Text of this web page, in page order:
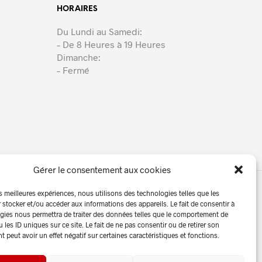
Gérer le consentement aux cookies
meilleures expériences, nous utilisons des technologies telles que les
et/ou accéder aux informations des appareils. Le fait de consentir à
nous permettra de traiter des données telles que le comportement de
les ID uniques sur ce site. Le fait de ne pas consentir ou de retirer son
peut avoir un effet négatif sur certaines caractéristiques et fonctions.
HORAIRES
Du Lundi au Samedi:
– De 8 Heures à 19 Heures
Dimanche:
– Fermé
Contact | Devis